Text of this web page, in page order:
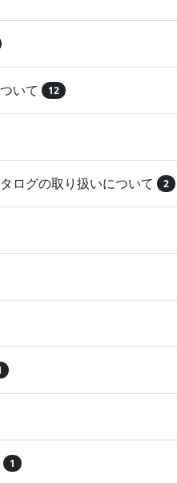
いて 12
ログの取り扱いについて 2
1